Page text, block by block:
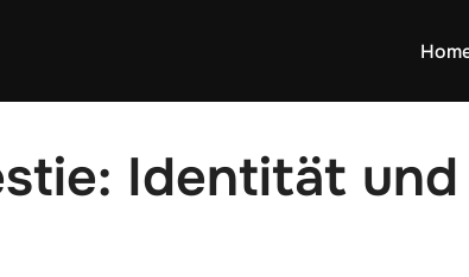
Identität und